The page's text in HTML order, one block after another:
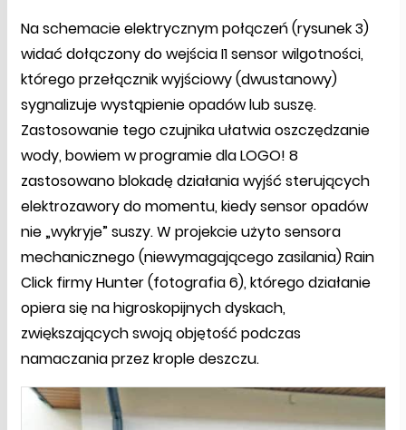
Na schemacie elektrycznym połączeń (rysunek 3)
widać dołączony do wejścia I1 sensor wilgotności,
którego przełącznik wyjściowy (dwustanowy)
sygnalizuje wystąpienie opadów lub suszę.
Zastosowanie tego czujnika ułatwia oszczędzanie
wody, bowiem w programie dla LOGO! 8
zastosowano blokadę działania wyjść sterujących
elektrozawory do momentu, kiedy sensor opadów
nie „wykryje” suszy. W projekcie użyto sensora
mechanicznego (niewymagającego zasilania) Rain
Click firmy Hunter (fotografia 6), którego działanie
opiera się na higroskopijnych dyskach,
zwiększających swoją objętość podczas
namaczania przez krople deszczu.